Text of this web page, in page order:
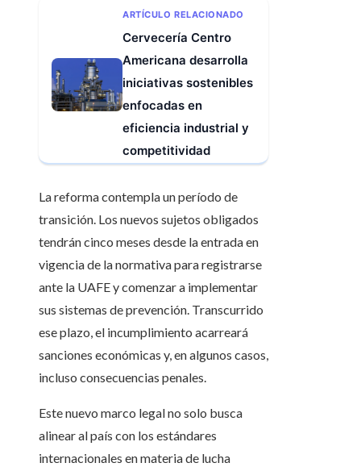
ARTÍCULO RELACIONADO
Cervecería Centro
Americana desarrolla
iniciativas sostenibles
enfocadas en
eficiencia industrial y
competitividad
La reforma contempla un período de
transición. Los nuevos sujetos obligados
tendrán cinco meses desde la entrada en
vigencia de la normativa para registrarse
ante la UAFE y comenzar a implementar
sus sistemas de prevención. Transcurrido
ese plazo, el incumplimiento acarreará
sanciones económicas y, en algunos casos,
incluso consecuencias penales.
Este nuevo marco legal no solo busca
alinear al país con los estándares
internacionales en materia de lucha